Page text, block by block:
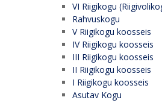
VI Riigikogu
Rahvuskogu
V Riigikogu koosseis
IV Riigikogu koosseis
III Riigikogu koosseis
II Riigikogu koosseis
I Riigikogu koosseis
Asutav Kogu